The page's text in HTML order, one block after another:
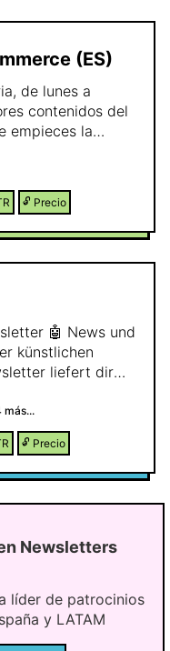
(ES)
de lunes a
contenidos del
empieces la
guías,
🔓 Precio
🤖 News und
künstlichen
liefert dir
dem Bereich KI.
blabla. My
in/jens-
más...
🔓 Precio
Newsletters
líder de patrocinios
y LATAM